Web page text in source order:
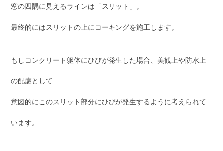
窓の四隅に見えるラインは「スリット」。
最終的にはスリットの上にコーキングを施工します。
もしコンクリート躯体にひびが発生した場合、美観上や防水上
の配慮として
意図的にこのスリット部分にひびが発生するように考えられて
います。